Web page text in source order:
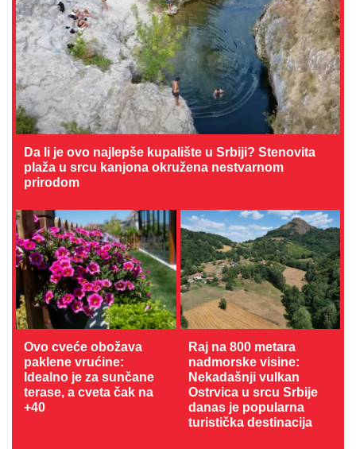
Da li je ovo najlepše kupalište u Srbiji? Stenovita
plaža u srcu kanjona okružena nestvarnom
prirodom
Ovo cveće obožava
paklene vrućine:
Idealno je za sunčane
terase, a cveta čak na
+40
Raj na 800 metara
nadmorske visine:
Nekadašnji vulkan
Ostrvica u srcu Srbije
danas je popularna
turistička destinacija